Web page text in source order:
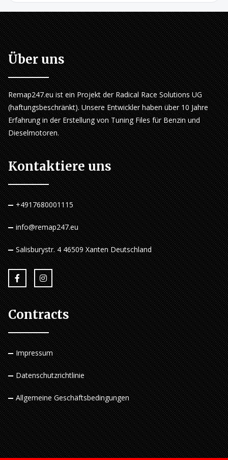
Über uns
Remap247.eu ist ein Projekt der Radical Race Solutions UG
(haftungsbeschränkt). Unsere Entwickler haben über 10 Jahre
Erfahrung in der Erstellung von Tuning Files für Benzin und
Dieselmotoren.
Kontaktiere uns
+4917680001115
info@remap247.eu
Salisburystr. 4 46509 Xanten Deutschland
Contracts
Impressum
Datenschutzrichtlinie
Allgemeine Geschäftsbedingungen